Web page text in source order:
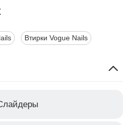
Втирки Vogue Nails